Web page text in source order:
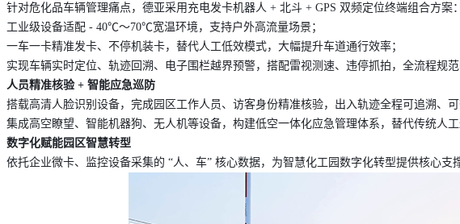
针对危化品车辆管理痛点，德亚采用 充电发卡机器人 + 北斗 + GPS 双频定位终端组合方案：
工业级设备适配 - 40℃～70℃宽温环境，支持户外高流量场景；
一车一卡精准发卡、不停机装卡，替代人工低效模式，大幅提升车道通行效率；
实现车辆实时定位、轨迹回溯、电子围栏越界预警，搭配雷视测速、违停抓拍，全流程规范
人员精准核验 + 智能应急巡防
搭载高清人脸识别设备，完成园区工作人员、访客身份精准核验，出入轨迹全程可追溯、可
集成高空瞭望、智能机器狗、无人机等设备，构建低空一体化应急管理体系，替代传统人
数字化赋能园区智慧转型
依托企业微卡、监控设备采集的 “人、车” 核心数据，为智慧化工园数字化转型提供核心支